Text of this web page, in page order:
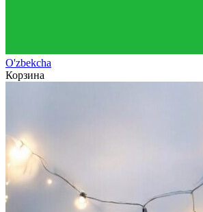
O'zbekcha
Корзина